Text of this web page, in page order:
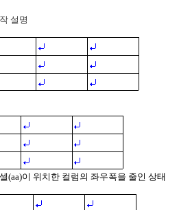
설명
(aa)이 위치한 컬럼의 좌우폭을 줄인 상태